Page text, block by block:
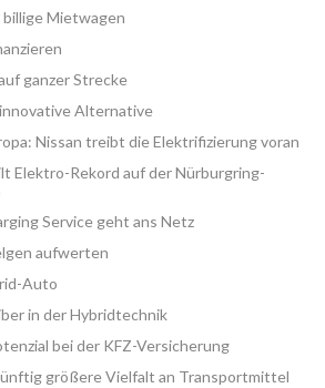
Mietwagen
ganzer Strecke
Alternative
Nissan treibt die Elektrifizierung voran
Elektro-Rekord auf der Nürburgring-
Service geht ans Netz
aufwerten
Auto
in der Hybridtechnik
bei der KFZ-Versicherung
größere Vielfalt an Transportmittel